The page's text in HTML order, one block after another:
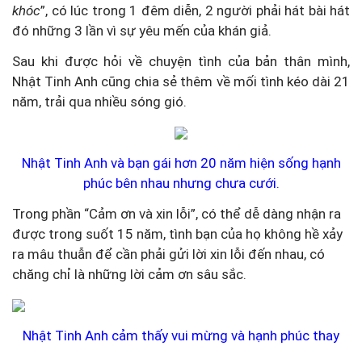
khóc”, có lúc trong 1 đêm diễn, 2 người phải hát bài hát
đó những 3 lần vì sự yêu mến của khán giả.
Sau khi được hỏi về chuyện tình của bản thân mình,
Nhật Tinh Anh cũng chia sẻ thêm về mối tình kéo dài 21
năm, trải qua nhiều sóng gió.
Nhật Tinh Anh và bạn gái hơn 20 năm hiện sống hạnh
phúc bên nhau nhưng chưa cưới.
Trong phần “Cảm ơn và xin lỗi”, có thể dễ dàng nhận ra
được trong suốt 15 năm, tình bạn của họ không hề xảy
ra mâu thuẫn để cần phải gửi lời xin lỗi đến nhau, có
chăng chỉ là những lời cảm ơn sâu sắc.
Nhật Tinh Anh cảm thấy vui mừng và hạnh phúc thay